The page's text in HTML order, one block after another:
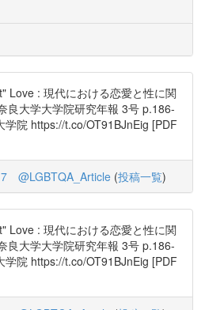
Love : 現代における恋愛と性に関
良大学大学院研究年報 3号 p.186-
院 https://t.co/OT91BJnEig [PDF
@LGBTQA_Article (投稿一覧)
Love : 現代における恋愛と性に関
良大学大学院研究年報 3号 p.186-
院 https://t.co/OT91BJnEig [PDF